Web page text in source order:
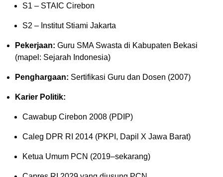
S1 – STAIC Cirebon
S2 – Institut Stiami Jakarta
Pekerjaan: Guru SMA Swasta di Kabupaten Bekasi
(mapel: Sejarah Indonesia)
Penghargaan: Sertifikasi Guru dan Dosen (2007)
Karier Politik:
Cawabup Cirebon 2008 (PDIP)
Caleg DPR RI 2014 (PKPI, Dapil X Jawa Barat)
Ketua Umum PCN (2019–sekarang)